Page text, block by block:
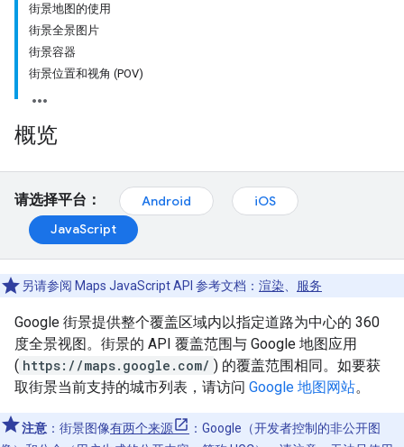
街景地图的使用
街景全景图片
街景容器
街景位置和视角 (POV)
概览
请选择平台： Android
iOS
JavaScript
另请参阅 Maps JavaScript API 参考文档： 渲染 服务
Google 街景提供整个覆盖区域内以指定道路为中心的 360
度全景视图。街景的 API 覆盖范围与 Google 地图应用
( https://maps.google.com/ ) 的覆盖范围相同。如要获
取街景当前支持的城市列表，请访问 Google 地图网站。
注意 ：街景图像有两个来源
：Google（开发者控制的非公开图